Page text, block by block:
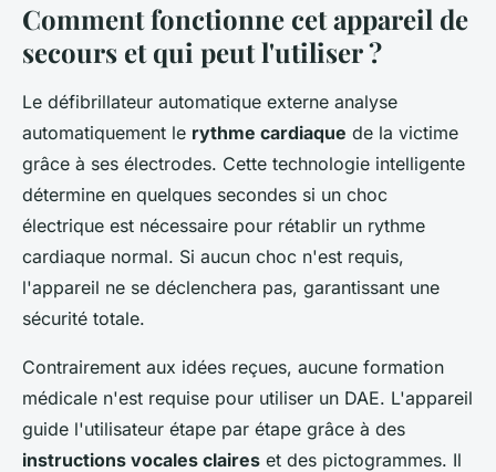
Comment fonctionne cet appareil de
secours et qui peut l'utiliser ?
Le défibrillateur automatique externe analyse
automatiquement le rythme cardiaque de la victime
grâce à ses électrodes. Cette technologie intelligente
détermine en quelques secondes si un choc
électrique est nécessaire pour rétablir un rythme
cardiaque normal. Si aucun choc n'est requis,
l'appareil ne se déclenchera pas, garantissant une
sécurité totale.
Contrairement aux idées reçues, aucune formation
médicale n'est requise pour utiliser un DAE. L'appareil
guide l'utilisateur étape par étape grâce à des
instructions vocales claires et des pictogrammes. Il